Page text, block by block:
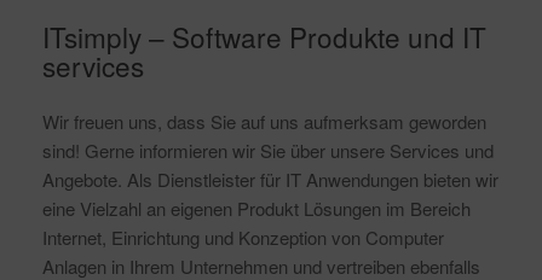
ITsimply – Software Produkte und IT
services
Wir freuen uns, dass Sie auf uns aufmerksam geworden
sind! Gerne informieren wir Sie über unsere Services und
Angebote. Als Dienstleister für IT Anwendungen bieten wir
eine Vielzahl an eigenen Produkt Lösungen im Bereich
Internet, Einrichtung und Konzeption von Computer
Anlagen in Ihrem Unternehmen und vertreiben ebenfalls